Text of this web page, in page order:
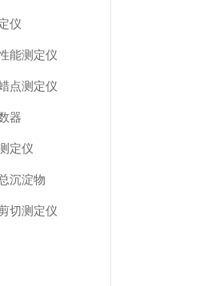
仪
能测定仪
点测定仪
器
定仪
沉淀物
切测定仪